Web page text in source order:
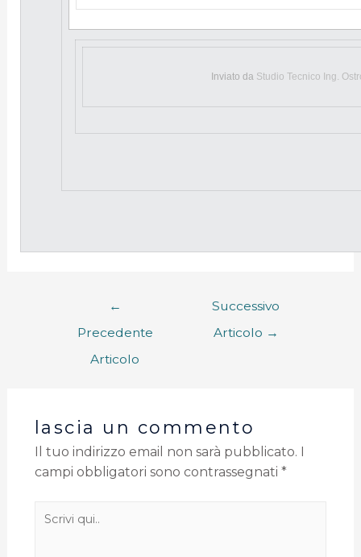
Inviato da Studio Tecnico Ing.
←
Precedente
Articolo
Successivo
Articolo →
lascia un commento
Il tuo indirizzo email non sarà pubblicato.
campi obbligatori sono contrassegnati *